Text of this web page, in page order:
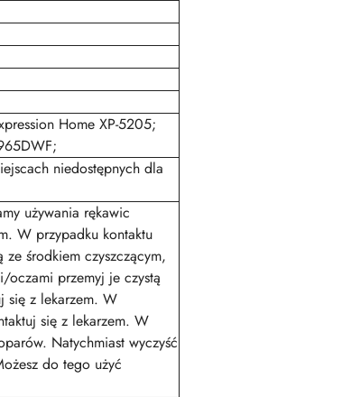
Home XP-5205;
niedostępnych dla
używania rękawic
W przypadku kontaktu
środkiem czyszczącym,
oczami przemyj je czystą
się z lekarzem. W
się z lekarzem. W
Natychmiast wyczyść
do tego użyć